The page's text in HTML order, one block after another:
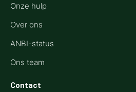
Onze hulp
Over ons
ANBI-status
Ons team
Contact